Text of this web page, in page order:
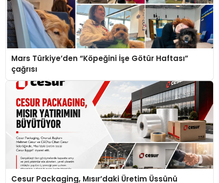
Mars Türkiye’den “Köpeğini İşe Götür Haftası”
çağrısı
Cesur Packaging, Mısır’daki Üretim Üssünü